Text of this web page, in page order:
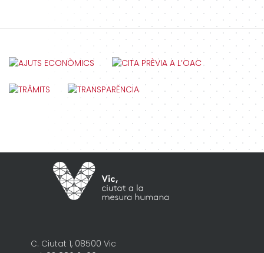
C. Ciutat 1, 08500 Vic